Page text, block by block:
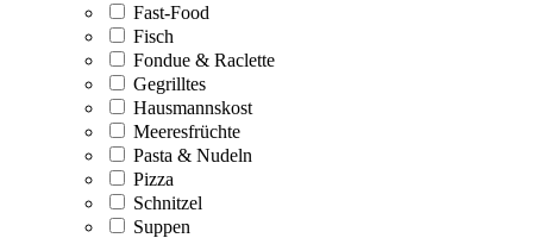
Fast-Food
Fisch
Fondue & Raclette
Gegrilltes
Hausmannskost
Meeresfrüchte
Pasta & Nudeln
Pizza
Schnitzel
Suppen